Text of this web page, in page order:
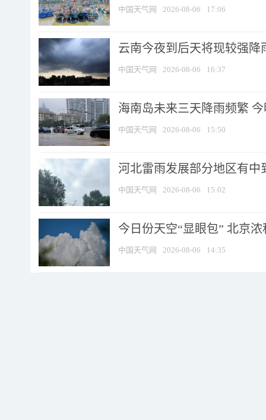
中国天气网 2026-08-06 17:06
云南今夜到后天将现较强降
中国天气网 2026-08-06 16:37
海南岛未来三天降雨频繁
中国天气网 2026-08-06 15:50
河北雷雨发展部分地区有中
中国天气网 2026-08-06 15:02
今日份天空“显眼包” 北京
中国天气网 2026-08-06 14:35